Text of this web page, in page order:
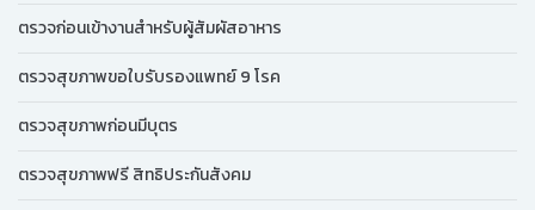
ตรวจก่อนเข้างานสำหรับผู้สัมผัสอาหาร
ตรวจสุขภาพขอใบรับรองแพทย์ 9 โรค
ตรวจสุขภาพก่อนมีบุตร
ตรวจสุขภาพฟรี สิทธิประกันสังคม